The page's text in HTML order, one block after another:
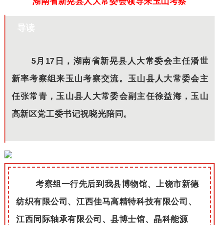
导读
5月17日，湖南省新晃县人大常委会主任潘世
新率考察组来玉山考察交流。玉山县人大常委会主
任张常青，玉山县人大常委会副主任徐益海，玉山
高新区党工委书记祝晓光陪同。
考察组一行先后到我县博物馆、上饶市新德
纺织有限公司、江西佳马高精特科技有限公司、
江西同际轴承有限公司、县博士馆、晶科能源